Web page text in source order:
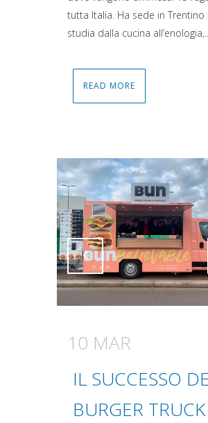
tutta Italia. Ha sede in Trentino
studia dalla cucina
READ MORE
Attiva comando
10 MAR
IL SUCCESSO
BURGER TRUCK